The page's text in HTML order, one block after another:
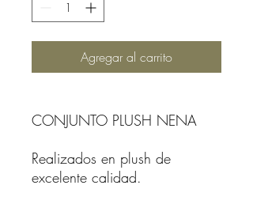
Agregar al carrito
CONJUNTO PLUSH NENA
Realizados en plush de
excelente calidad.